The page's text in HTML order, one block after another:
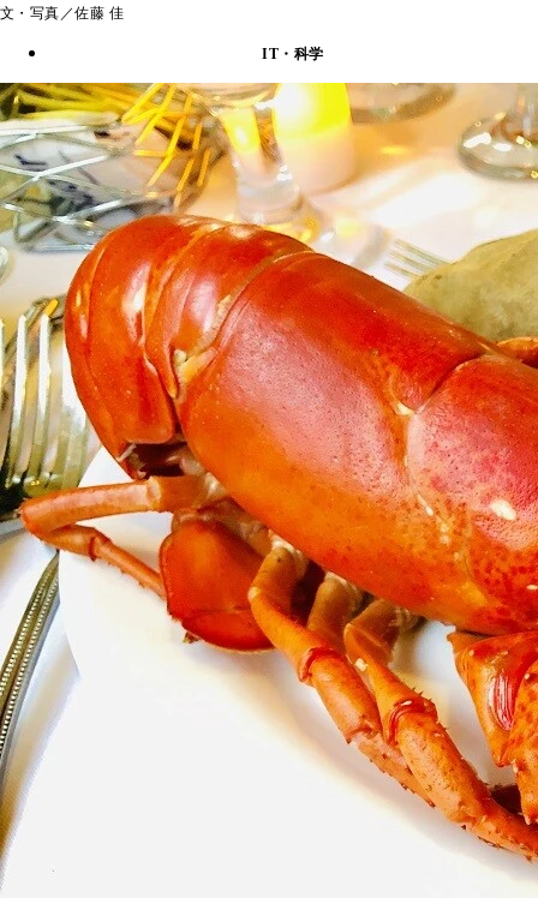
文・写真／佐藤 佳
IT・科学